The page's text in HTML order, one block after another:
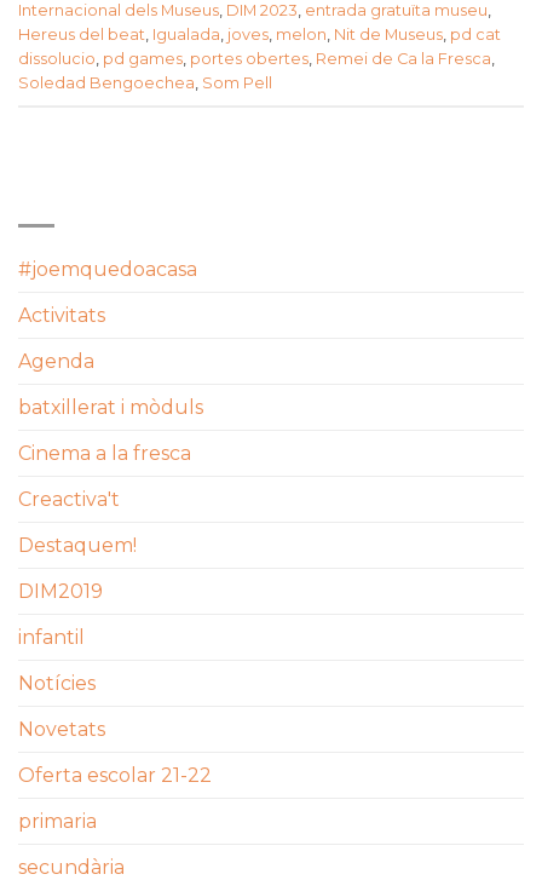
Internacional dels Museus, DIM 2023, entrada gratuïta museu,
Hereus del beat, Igualada, joves, melon, Nit de Museus, pd cat
dissolucio, pd games, portes obertes, Remei de Ca la Fresca,
Soledad Bengoechea, Som Pell
#joemquedoacasa
Activitats
Agenda
batxillerat i mòduls
Cinema a la fresca
Creactiva't
Destaquem!
DIM2019
infantil
Notícies
Novetats
Oferta escolar 21-22
primaria
secundària